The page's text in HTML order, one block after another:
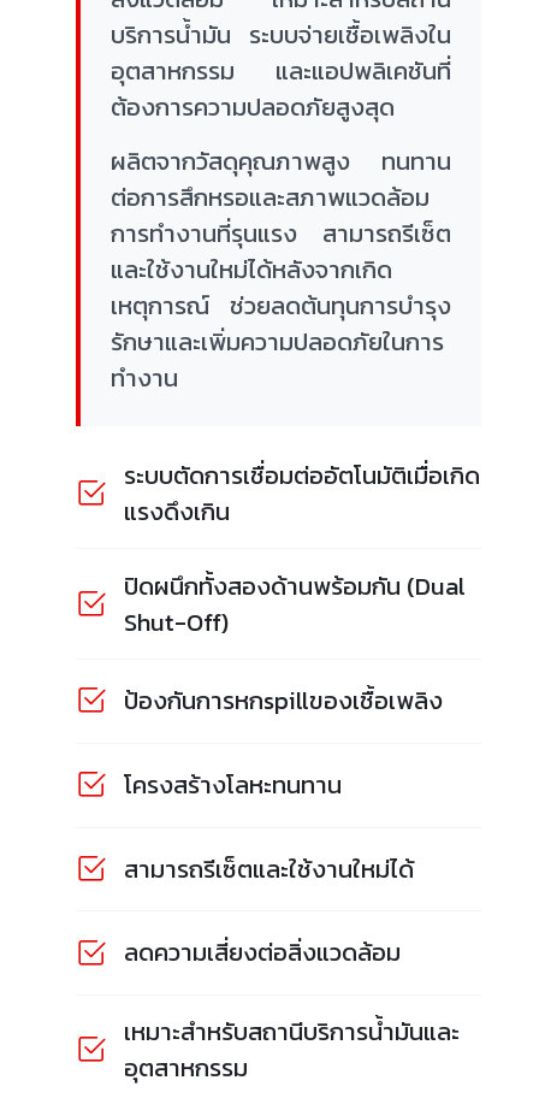
บริการน้ำมัน ระบบจ่ายเชื้อเพลิงใน
อุตสาหกรรม และแอปพลิเคชันที่
ต้องการความปลอดภัยสูงสุด
ผลิตจากวัสดุคุณภาพสูง ทนทาน
ต่อการสึกหรอและสภาพแวดล้อม
การทำงานที่รุนแรง สามารถรีเซ็ต
และใช้งานใหม่ได้หลังจากเกิด
เหตุการณ์ ช่วยลดต้นทุนการบำรุง
รักษาและเพิ่มความปลอดภัยในการ
ทำงาน
ระบบตัดการเชื่อมต่ออัตโนมัติเมื่อเกิด
แรงดึงเกิน
ปิดผนึกทั้งสองด้านพร้อมกัน (Dual
Shut-Off)
ป้องกันการหกspillของเชื้อเพลิง
โครงสร้างโลหะทนทาน
สามารถรีเซ็ตและใช้งานใหม่ได้
ลดความเสี่ยงต่อสิ่งแวดล้อม
เหมาะสำหรับสถานีบริการน้ำมันและ
อุตสาหกรรม